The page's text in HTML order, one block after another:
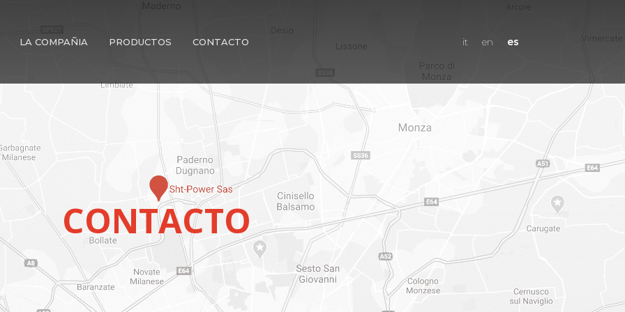
LA COMPAÑIA PRODUCTOS CONTACTO it en es
CONTACTO